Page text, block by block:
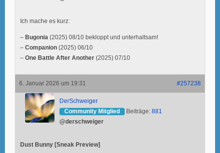
Ich mache es kurz:
– Bugonia (2025) 08/10 bekloppt und unterhaltsam!
– Companion (2025) 06/10
– One Battle After Another (2025) 07/10
6. Januar 2026 um 19:31 #257238
DerSchweiger
Community Mitglied
Beiträge: 881
@derschweiger
Dust Bunny [Sneak Preview]